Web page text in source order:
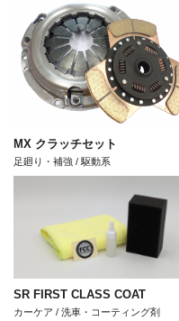
MX クラッチセット
足廻り・補強 / 駆動系
SR FIRST CLASS COAT
カーケア / 洗車・コーティング剤